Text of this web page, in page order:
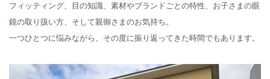
フィッティング、目の知識、素材やブランドごとの特性、お子さまの眼
鏡の取り扱い方、そして親御さまのお気持ち。
一つひとつに悩みながら、その度に振り返ってきた時間でもあります。